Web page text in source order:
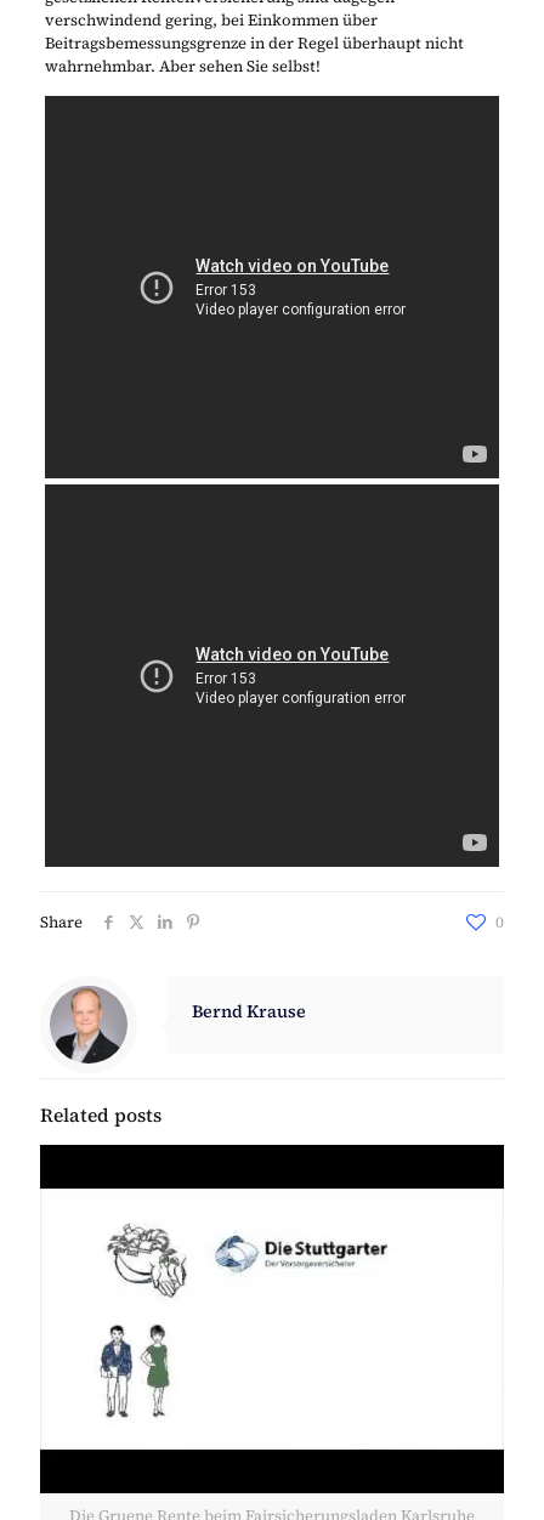
verschwindend gering, bei Einkommen über
Beitragsbemessungsgrenze in der Regel überhaupt nicht
wahrnehmbar. Aber sehen Sie selbst!
Share 0
Bernd Krause
Related posts
Die Gruene Rente beim Fairsicherungsladen Karlsruhe